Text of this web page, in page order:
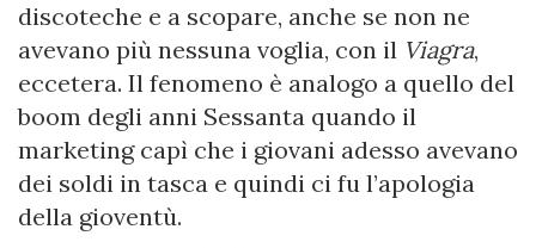
discoteche e a scopare, anche se non ne
avevano più nessuna voglia, con il Viagra,
eccetera. Il fenomeno è analogo a quello del
boom degli anni Sessanta quando il
marketing capì che i giovani adesso avevano
dei soldi in tasca e quindi ci fu l’apologia
della gioventù.